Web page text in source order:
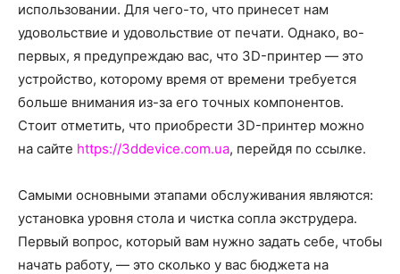
о
нем
использовании. Для чего-то, что принесет нам
удовольствие и удовольствие от печати. Однако, во-
первых, я предупреждаю вас, что 3D-принтер — это
устройство, которому время от времени требуется
больше внимания из-за его точных компонентов.
Стоит отметить, что приобрести 3D-принтер можно
на сайте https://3ddevice.com.ua, перейдя по ссылке.
Самыми основными этапами обслуживания являются:
установка уровня стола и чистка сопла экструдера.
Первый вопрос, который вам нужно задать себе, чтобы
начать работу, — это сколько у вас бюджета на